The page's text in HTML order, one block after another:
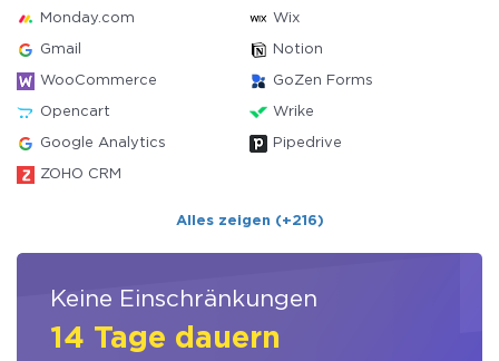
Monday.com Wix
Gmail Notion
WooCommerce GoZen Forms
Opencart Wrike
Google Analytics Pipedrive
ZOHO CRM
Alles zeigen (+216)
Keine Einschränkungen
14 Tage dauern